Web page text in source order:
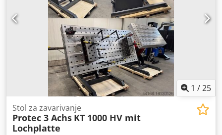
1 /25
Stol za zavarivanje
Protec 3 Achs KT 1000 HV mit
Lochplatte